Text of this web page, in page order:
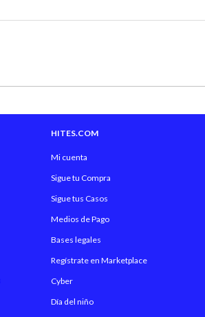
Largo Respaldo
Incluye Velador
Ancho Velador
HITES.COM
Mi cuenta
Sigue tu Compra
Sigue tus Casos
Medios de Pago
Bases legales
Regístrate en Marketplace
Cyber
Día del niño